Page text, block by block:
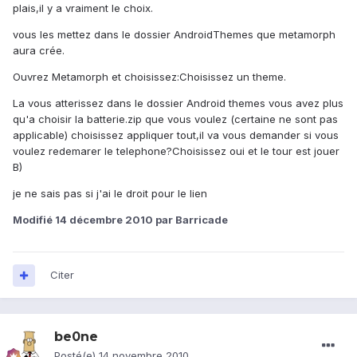
plais,il y a vraiment le choix.
vous les mettez dans le dossier AndroidThemes que metamorph
aura crée.
Ouvrez Metamorph et choisissez:Choisissez un theme.
La vous atterissez dans le dossier Android themes vous avez plus
qu'a choisir la batterie.zip que vous voulez (certaine ne sont pas
applicable) choisissez appliquer tout,il va vous demander si vous
voulez redemarer le telephone?Choisissez oui et le tour est jouer
B)
je ne sais pas si j'ai le droit pour le lien
Modifié 14 décembre 2010 par Barricade
Citer
be0ne